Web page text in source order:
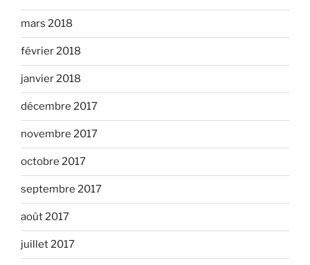
mars 2018
février 2018
janvier 2018
décembre 2017
novembre 2017
octobre 2017
septembre 2017
août 2017
juillet 2017